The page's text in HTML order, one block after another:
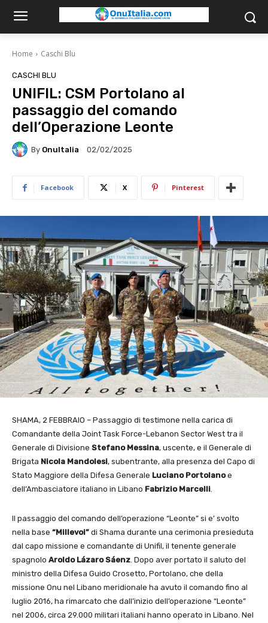
Home Caschi Blu
CASCHI BLU
UNIFIL: CSM Portolano al
passaggio del comando
dell’Operazione Leonte
By OnuItalia 02/02/2025
Facebook X Pinterest
SHAMA, 2 FEBBRAIO – Passaggio di testimone nella carica di
Comandante della Joint Task Force-Lebanon Sector West tra il
Generale di Divisione Stefano Messina, uscente, e il Generale di
Brigata Nicola Mandolesi, subentrante, alla presenza del Capo di
Stato Maggiore della Difesa Generale Luciano Portolanoe
dell’Ambasciatore italiano in Libano Fabrizio Marcelli
Il passaggio del comando dell’operazione “Leonte” si e’ svolto
nella base “Millevoi” di Shama durante una cerimonia presieduta
dal capo missione e comandante di Unifil, il tenente generale
spagnolo Aroldo Lázaro Sáenz . Dopo aver portato il saluto del
ministro della Difesa Guido Crosetto, Portolano, che della
missione Onu nel Libano meridionale ha avuto il comando fino al
luglio 2016, ha rimarcato che dall’inizio dell’operazione “Leonte”
nel 2006, circa 29.000 militari italiani hanno operato in Libano. Nel